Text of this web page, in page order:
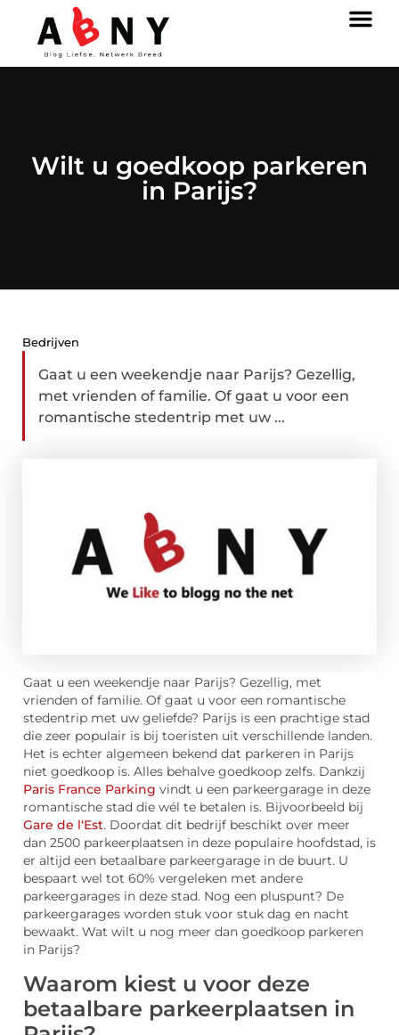
Wilt u goedkoop parkeren
in Parijs?
Bedrijven
Gaat u een weekendje naar Parijs? Gezellig,
met vrienden of familie. Of gaat u voor een
romantische stedentrip met uw ...
Gaat u een weekendje naar Parijs? Gezellig, met
vrienden of familie. Of gaat u voor een romantische
stedentrip met uw geliefde? Parijs is een prachtige stad
die zeer populair is bij toeristen uit verschillende landen.
Het is echter algemeen bekend dat parkeren in Parijs
niet goedkoop is. Alles behalve goedkoop zelfs. Dankzij
Paris France Parking vindt u een parkeergarage in deze
romantische stad die wél te betalen is. Bijvoorbeeld bij
Gare de l‘Est. Doordat dit bedrijf beschikt over meer
dan 2500 parkeerplaatsen in deze populaire hoofdstad, is
er altijd een betaalbare parkeergarage in de buurt. U
bespaart wel tot 60% vergeleken met andere
parkeergarages in deze stad. Nog een pluspunt? De
parkeergarages worden stuk voor stuk dag en nacht
bewaakt. Wat wilt u nog meer dan goedkoop parkeren
in Parijs?
Waarom kiest u voor deze
betaalbare parkeerplaatsen in